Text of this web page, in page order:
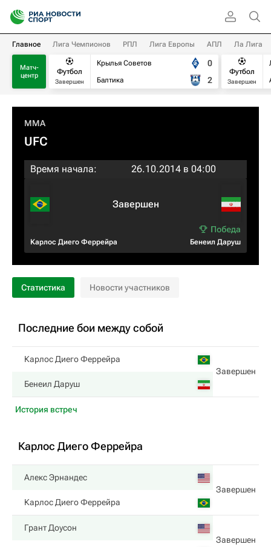
Главное Лига Чемпионов РПЛ Лига Европы АПЛ Ла Лига
Матч-
центр
Футбол
Завершен
Крылья Советов
Балтика
0
2
Футбол
Завершен
MMA
UFC
Время начала: 26.10.2014 в 04:00
Карлос Диего Феррейра
Завершен
Бенеил Даруш
Статистика Новости участников
Последние бои между собой
Карлос Диего Феррейра
Завершен
Бенеил Даруш
История встреч
Карлос Диего Феррейра
Алекс Эрнандес
Завершен
Карлос Диего Феррейра
Грант Доусон
Завершен